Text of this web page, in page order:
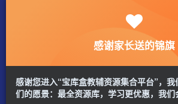
感谢家长送的锦旗
感谢您进入“宝库盒教辅资源集合平台”，
们的愿景：最全资源库，学习更优惠，我们